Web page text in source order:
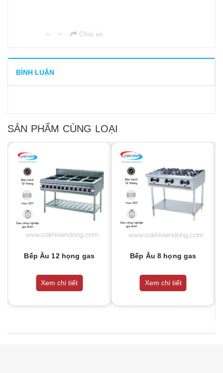
Chia sẻ
BÌNH LUẬN
SẢN PHẨM CÙNG LOẠI
Bếp Âu 12 họng gas
Xem chi tiết
Bếp Âu 8 họng gas
Xem chi tiết